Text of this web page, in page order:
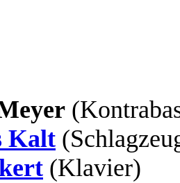
Kalt
(Klavier)